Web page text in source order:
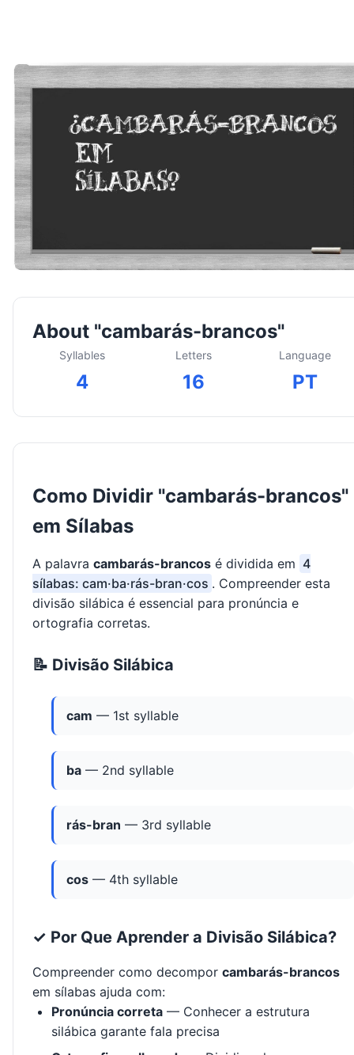
About "cambarás-brancos"
Syllables
4
Letters
16
Language
PT
Como Dividir "cambarás-brancos"
em Sílabas
A palavra cambarás-brancos é dividida em 4
sílabas: cam·ba·rás-bran·cos . Compreender esta
divisão silábica é essencial para pronúncia e
ortografia corretas.
📝 Divisão Silábica
cam — 1st syllable
ba — 2nd syllable
rás-bran — 3rd syllable
cos — 4th syllable
✓ Por Que Aprender a Divisão Silábica?
Compreender como decompor cambarás-brancos
em sílabas ajuda com:
Pronúncia correta — Conhecer a estrutura
silábica garante fala precisa